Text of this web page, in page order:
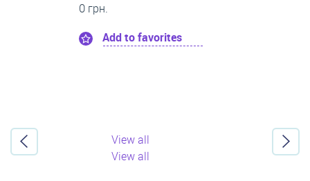
20 000 грн.
Add to favorites
View all
View all